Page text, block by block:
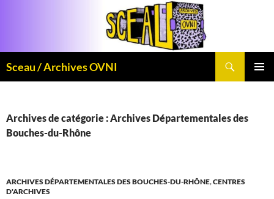
Sceau / Archives OVNI
Archives de catégorie : Archives Départementales des
Bouches-du-Rhône
ARCHIVES DÉPARTEMENTALES DES BOUCHES-DU-RHÔNE,CENTRES
D'ARCHIVES